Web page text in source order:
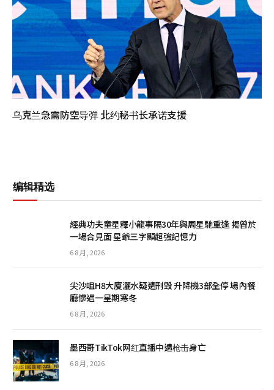
乌克兰急需防空导弹 北约秘书长承诺支援
编辑精选
經典功夫童星釋小龍事隔30年與周星馳重逢 揭曾於
一場合見面 星爺三字顯超強記憶力
6 8 月, 2026
尖沙咀H8大廈灑水疑遭刑毀 升降機3部全停 場內餐
廳慘遇一星期寒冬
6 8 月, 2026
墨西哥TikTok网红直播中遭枪击身亡
6 8 月, 2026